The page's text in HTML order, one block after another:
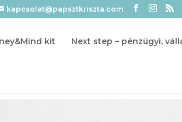
kapcsolat@papsztkriszta.com
kit Next step – pénzügyi,